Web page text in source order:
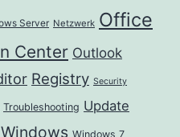
Server Netzwerk Office
Center Outlook
Registry Security
Troubleshooting Update
Windows Windows 7